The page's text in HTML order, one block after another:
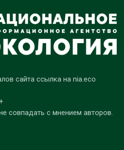
сайта ссылка на nia.eco
совпадать с мнением авторов.